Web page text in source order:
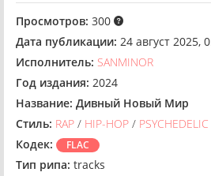
Просмотров: 300
Дата публикации: 24 август 2025,
Исполнитель: SANMINOR
Год издания: 2024
Название: Дивный Новый Мир
Стиль: RAP / HIP-HOP / PSYCHEDELIC
Кодек:
FLAC
Тип рипа: tracks